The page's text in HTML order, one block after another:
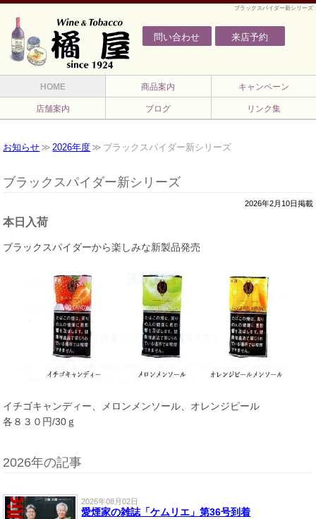
ブラックスパイダー新シリーズ
問い合わせ 来店予約
HOME 商品案内 キャンペーン
店舗案内 ブログ リンク集
お知らせ 2026年度 ブラックスパイダー新シリーズ
ブラックスパイダー新シリーズ
2026年2月10日掲載
本日入荷
ブラックスパイダーから楽しみな新製品発売
イチゴキャンディー、メロンメンソール、オレンジピール
各８３０円/30ｇ
2026年の記事
2026年08月02日
愛煙家の雑誌「ケムリエ」第36号到着